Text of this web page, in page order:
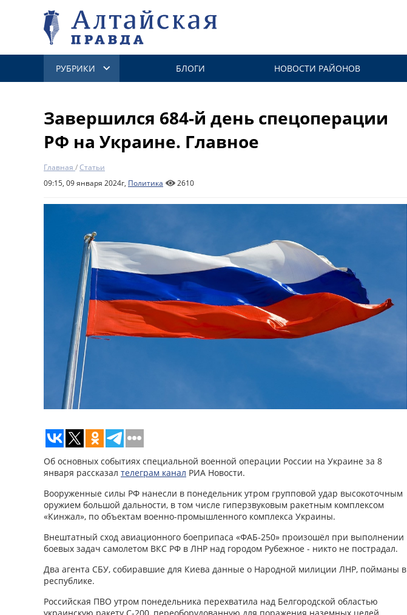
РУБРИКИ БЛОГИ НОВОСТИ РАЙОНОВ
Завершился 684-й день спецоперации
РФ на Украине. Главное
Главная /Статьи
09:15, 09 января 2024г, Политика 2610
Об основных событиях специальной военной операции России на Украине за 8
января рассказал телеграм канал РИА Новости.
Вооруженные силы РФ нанесли в понедельник утром групповой удар высокоточным
оружием большой дальности, в том числе гиперзвуковым ракетным комплексом
«Кинжал», по объектам военно-промышленного комплекса Украины.
Внештатный сход авиационного боеприпаса «ФАБ-250» произошёл при выполнении
боевых задач самолетом ВКС РФ в ЛНР над городом Рубежное - никто не пострадал.
Два агента СБУ, собиравшие для Киева данные о Народной милиции ЛНР, пойманы в
республике.
Российская ПВО утром понедельника перехватила над Белгородской областью
украинскую ракету С-200, переоборудованную для поражения наземных целей.